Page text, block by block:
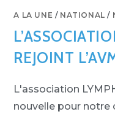
A LA UNE / NATIONAL /
REJOINT
L'association
nouvelle pour notre